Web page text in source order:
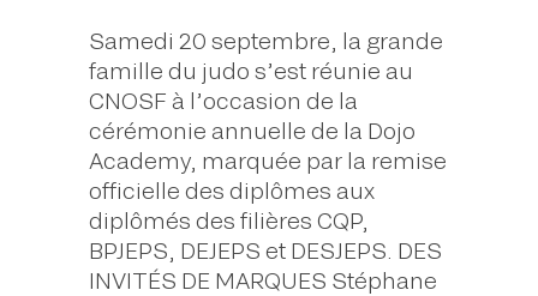
Samedi 20 septembre, la grande
famille du judo s’est réunie au
CNOSF à l’occasion de la
cérémonie annuelle de la Dojo
Academy, marquée par la remise
officielle des diplômes aux
diplômés des filières CQP,
BPJEPS, DEJEPS et DESJEPS. DES
INVITÉS DE MARQUES Stéphane